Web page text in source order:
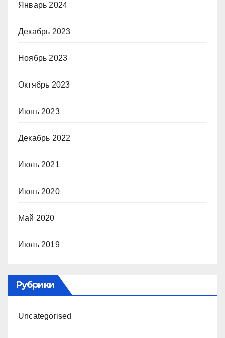
Январь 2024
Декабрь 2023
Ноябрь 2023
Октябрь 2023
Июнь 2023
Декабрь 2022
Июль 2021
Июнь 2020
Май 2020
Июль 2019
Рубрики
Uncategorised